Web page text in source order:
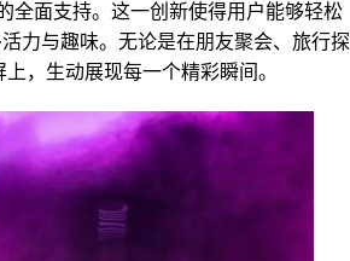
全面支持。这一创新使得用户能够轻松
力与趣味。无论是在朋友聚会、旅行探
，生动展现每一个精彩瞬间。